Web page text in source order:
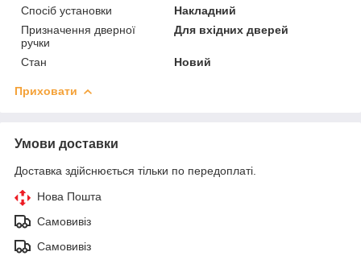
Спосіб установки
Накладний
Призначення дверної
ручки
Для вхідних дверей
Стан Новий
Приховати
Умови доставки
Доставка здійснюється тільки по передоплаті.
Нова Пошта
Самовивіз
Самовивіз